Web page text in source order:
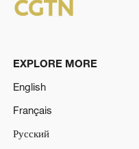
EXPLORE MORE
English
Français
Русский